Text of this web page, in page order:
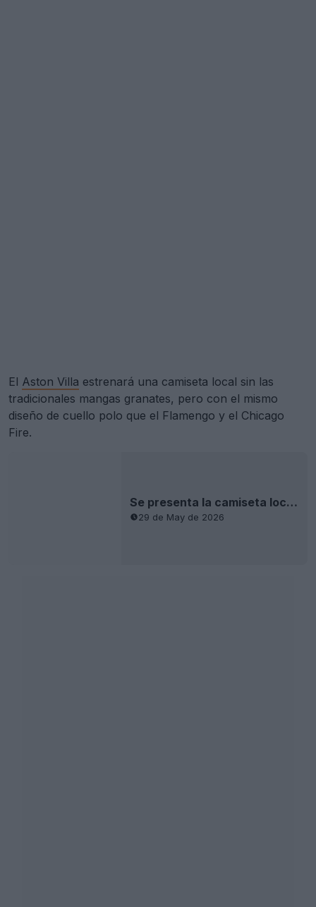
El Aston Villa estrenará una camiseta local sin las
tradicionales mangas granates, pero con el mismo
diseño de cuello polo que el Flamengo y el Chicago
Fire.